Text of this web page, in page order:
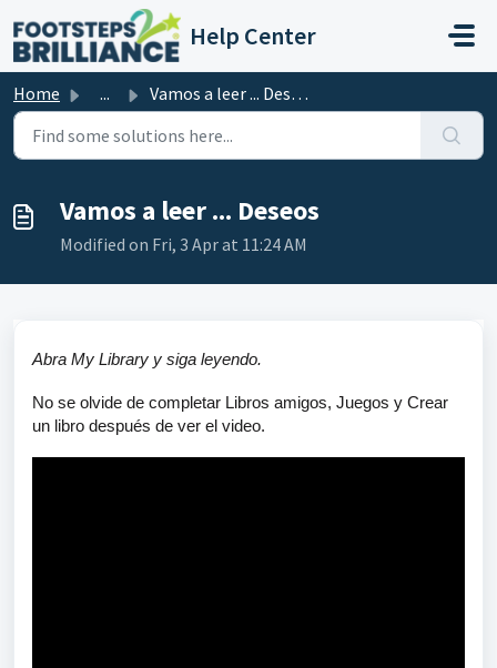
Skip to main content
Help Center
Home ... Vamos a leer ... Deseos
Vamos a leer ... Deseos
Modified on Fri, 3 Apr at 11:24 AM
Abra My Library y siga leyendo.
No se olvide de completar Libros amigos, Juegos y Crear
un libro después de ver el video.